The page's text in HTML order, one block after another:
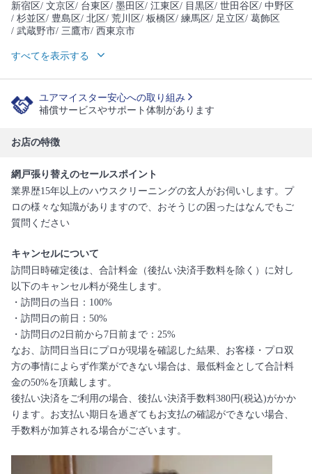
新宿区/ 文京区/ 台東区/ 墨田区/ 江東区/ 目黒区/ 世田谷区/ 中野区
/ 杉並区/ 豊島区/ 北区/ 荒川区/ 板橋区/ 練馬区/ 足立区/ 葛飾区
/ 武蔵野市/ 三鷹市/ 西東京市
すべてを表示する
ユアマイスター安心への取り組み
補償サービスやサポート体制があります
お店の特徴
網戸張り替えのセールスポイント
業界歴15年以上のハウスクリーニングの玄人がお伺いします。プ
ロの様々な知識がありますので、おそうじの困ったはなんでもご
質問ください
キャンセルについて
訪問日時確定後は、合計料金（後払い決済手数料を除く）に対し
以下のキャンセル料が発生します。
・訪問日の当日：100%
・訪問日の前日：50%
・訪問日の2日前から7日前まで：25%
なお、訪問日当日にプロが現場を確認した結果、お客様・プロ双
方の事情によらず作業ができない場合は、最低料金として合計料
金の50%を頂戴します。
後払い決済をご利用の場合、後払い決済手数料380円(税込)がかか
ります。お支払い期日を過ぎてもお支払の確認ができない場合、
手数料が加算される場合がございます。